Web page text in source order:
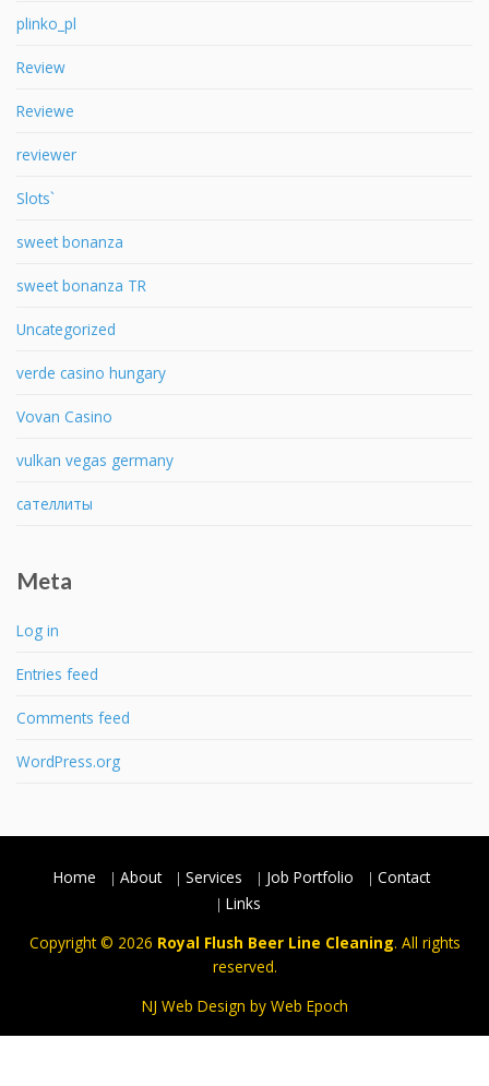
plinko_pl
Review
Reviewe
reviewer
Slots`
sweet bonanza
sweet bonanza TR
Uncategorized
verde casino hungary
Vovan Casino
vulkan vegas germany
сателлиты
Meta
Log in
Entries feed
Comments feed
WordPress.org
Home About Services Job Portfolio
Contact
Links
Copyright © 2026 Royal Flush Beer Line Cleaning. All rights
reserved.
NJ Web Design by Web Epoch